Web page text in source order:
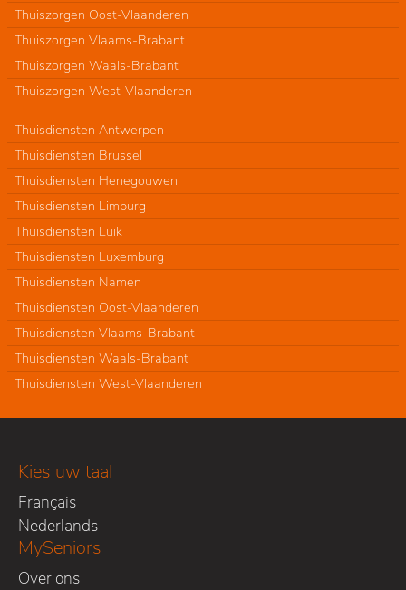
Thuiszorgen Oost-Vlaanderen
Thuiszorgen Vlaams-Brabant
Thuiszorgen Waals-Brabant
Thuiszorgen West-Vlaanderen
Thuisdiensten Antwerpen
Thuisdiensten Brussel
Thuisdiensten Henegouwen
Thuisdiensten Limburg
Thuisdiensten Luik
Thuisdiensten Luxemburg
Thuisdiensten Namen
Thuisdiensten Oost-Vlaanderen
Thuisdiensten Vlaams-Brabant
Thuisdiensten Waals-Brabant
Thuisdiensten West-Vlaanderen
Kies uw taal
Français
Nederlands
MySeniors
Over ons